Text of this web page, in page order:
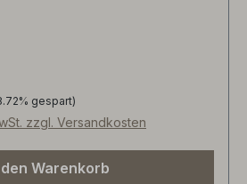
8 Monate servierfähig.
Maerz vom Sterne-
Maerz in Bietigheim-
“Kräutrig-herber, dezent
erfrischend mit Eis und
Preis: gespart)
zzgl. Versandkosten
Warenkorb